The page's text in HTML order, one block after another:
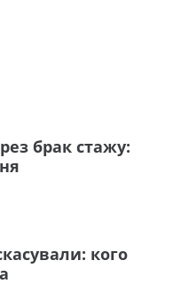
брак стажу:
кого